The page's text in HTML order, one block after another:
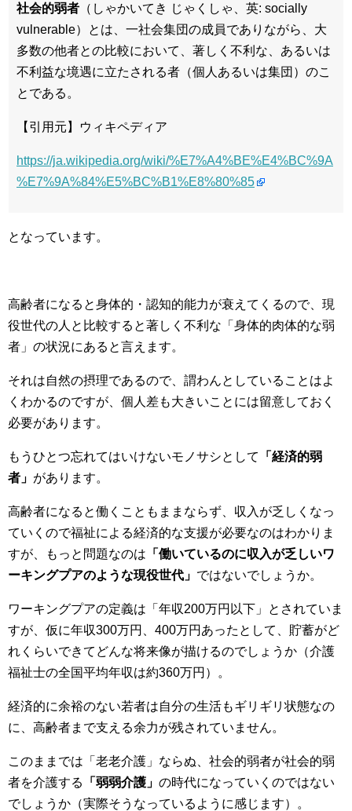
社会的弱者 （しゃかいてき じゃくしゃ、英: socially
vulnerable）とは、一社会集団の成員でありながら、大
多数の他者との比較において、著しく不利な、あるいは
不利益な境遇に立たされる者（個人あるいは集団）のこ
とである。
【引用元】ウィキペディア
https://ja.wikipedia.org/wiki/%E7%A4%BE%E4%BC%9A
%E7%9A%84%E5%BC%B1%E8%80%85
となっています。
高齢者になると身体的・認知的能力が衰えてくるので、現
役世代の人と比較すると著しく不利な「身体的肉体的な弱
者」の状況にあると言えます。
それは自然の摂理であるので、謂わんとしていることはよ
くわかるのですが、個人差も大きいことには留意しておく
必要があります。
もうひとつ忘れてはいけないモノサシとして
「経済的弱
者」 があります。
高齢者になると働くこともままならず、収入が乏しくなっ
ていくので福祉による経済的な支援が必要なのはわかりま
すが、もっと問題なのは 「働いているのに収入が乏しいワ
ーキングプアのような現役世代」 ではないでしょうか。
ワーキングプアの定義は「年収200万円以下」とされていま
すが、仮に年収300万円、400万円あったとして、貯蓄がど
れくらいできてどんな将来像が描けるのでしょうか（介護
福祉士の全国平均年収は約360万円）。
経済的に余裕のない若者は自分の生活もギリギリ状態なの
に、高齢者まで支える余力が残されていません。
このままでは「老老介護」ならぬ、社会的弱者が社会的弱
者を介護する
「弱弱介護」 の時代になっていくのではない
でしょうか（実際そうなっているように感じます）。